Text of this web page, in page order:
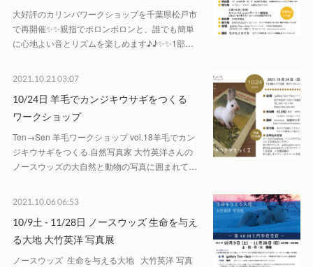
大好評のカリンバワークショップを千葉県松戸市
で再開催✨✨親指でポロンポロンと、誰でも簡単
に心地よい音とリズムを楽しめます♪♪✨✨1部…
2021.10.21 03:07
10/24日 羊毛でカンジキウサギをつくる
ワークショップ
Ten→Sen 羊毛ワークショップ vol.18羊毛でカン
ジキウサギをつくる.自然写真家 大竹英洋さんの
ノースウッズの大自然と動物の写真に囲まれて…
2021.10.06 06:53
10/9土 - 11/28日 ノースウッズ 生命を与え
る大地 大竹英洋 写真展
ノースウッズ 生命を与える大地 大竹英洋 写真